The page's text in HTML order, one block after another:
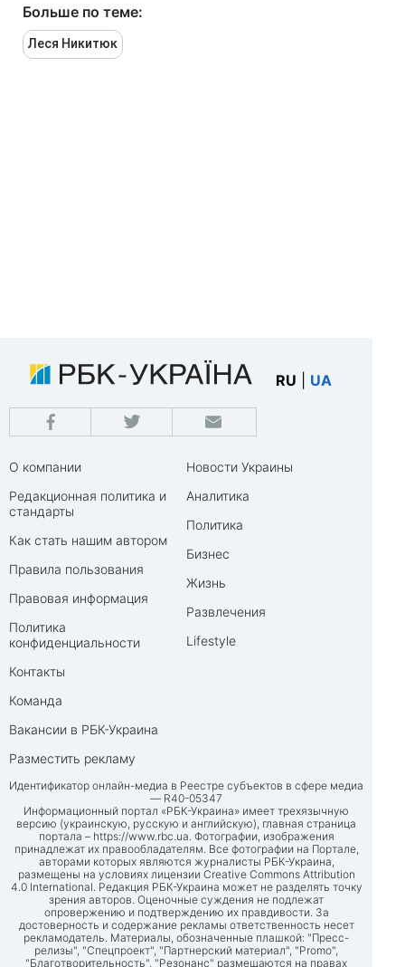
Больше по теме:
Леся Никитюк
RU UA
О компании
Редакционная политика и
стандарты
Как стать нашим автором
Правила пользования
Правовая информация
Политика
конфиденциальности
Контакты
Команда
Вакансии в РБК-Украина
Разместить рекламу
Новости Украины
Аналитика
Политика
Бизнес
Жизнь
Развлечения
Lifestyle
Идентификатор онлайн-медиа в Реестре субъектов в сфере медиа
— R40-05347
Информационный портал «РБК-Украина» имеет трехязычную
версию (украинскую, русскую и английскую), главная страница
портала – https://www.rbc.ua. Фотографии, изображения
принадлежат их правообладателям. Все фотографии на Портале,
авторами которых являются журналисты РБК-Украина,
размещены на условиях лицензии Creative Commons Attribution
4.0 International. Редакция РБК-Украина может не разделять точку
зрения авторов. Оценочные суждения не подлежат
опровержению и подтверждению их правдивости. За
достоверность и содержание рекламы ответственность несет
рекламодатель. Материалы, обозначенные плашкой: "Пресс-
релизы", "Спецпроект", "Партнерский материал", "Promo",
"Благотворительность", "Резонанс" размещаются на правах